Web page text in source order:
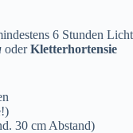
6 Stunden Licht
oderKletterhortensie
30 cm Abstand)